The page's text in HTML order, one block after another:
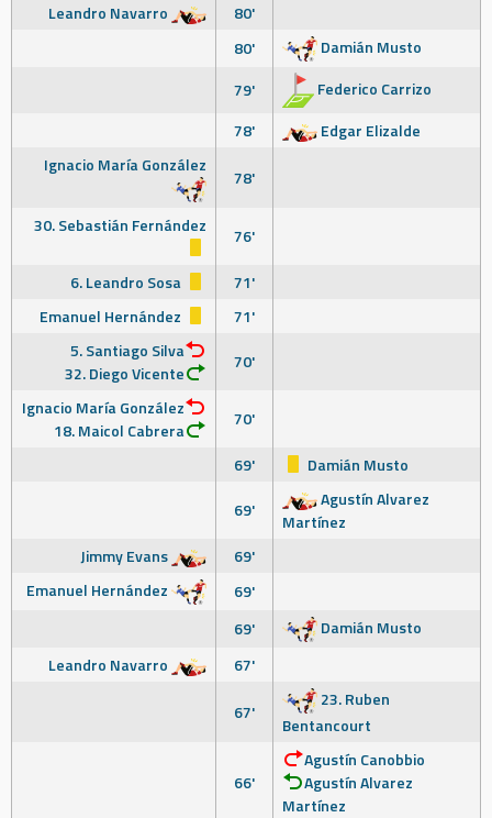
Leandro Navarro
80'
80'
Damián Musto
79'
Federico Carrizo
78'
Edgar Elizalde
Ignacio María González
78'
30. Sebastián Fernández
76'
6. Leandro Sosa
71'
Emanuel Hernández
71'
5. Santiago Silva
32. Diego Vicente
70'
Ignacio María González
18. Maicol Cabrera
70'
69'
Damián Musto
69'
Agustín Alvarez
Martínez
Jimmy Evans
69'
Emanuel Hernández
69'
69'
Damián Musto
Leandro Navarro
67'
67'
23. Ruben
Bentancourt
66'
Agustín Canobbio
Agustín Alvarez
Martínez